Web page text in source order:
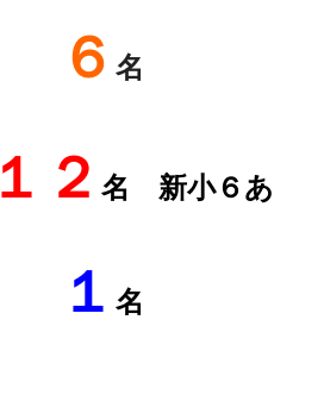
６ 名
１２ 名 新小６あ
１ 名